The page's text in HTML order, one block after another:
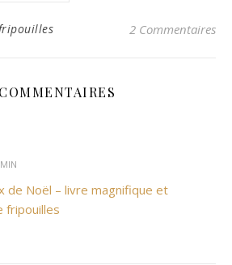
2 Commentaires
de Noël – livre magnifique et
fripouilles